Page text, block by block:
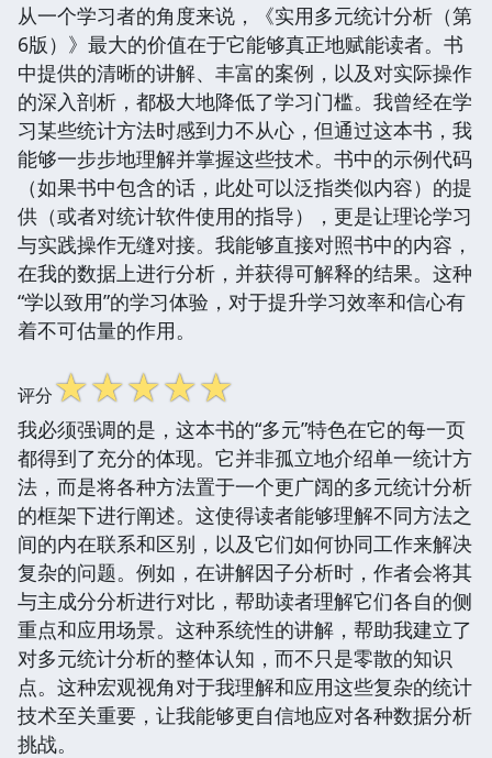
从一个学习者的角度来说，《实用多元统计分析（第
6版）》最大的价值在于它能够真正地赋能读者。书
中提供的清晰的讲解、丰富的案例，以及对实际操作
的深入剖析，都极大地降低了学习门槛。我曾经在学
习某些统计方法时感到力不从心，但通过这本书，我
能够一步步地理解并掌握这些技术。书中的示例代码
（如果书中包含的话，此处可以泛指类似内容）的提
供（或者对统计软件使用的指导），更是让理论学习
与实践操作无缝对接。我能够直接对照书中的内容，
在我的数据上进行分析，并获得可解释的结果。这种
“学以致用”的学习体验，对于提升学习效率和信心有
着不可估量的作用。
评分☆☆☆☆☆
我必须强调的是，这本书的“多元”特色在它的每一页
都得到了充分的体现。它并非孤立地介绍单一统计方
法，而是将各种方法置于一个更广阔的多元统计分析
的框架下进行阐述。这使得读者能够理解不同方法之
间的内在联系和区别，以及它们如何协同工作来解决
复杂的问题。例如，在讲解因子分析时，作者会将其
与主成分分析进行对比，帮助读者理解它们各自的侧
重点和应用场景。这种系统性的讲解，帮助我建立了
对多元统计分析的整体认知，而不只是零散的知识
点。这种宏观视角对于我理解和应用这些复杂的统计
技术至关重要，让我能够更自信地应对各种数据分析
挑战。